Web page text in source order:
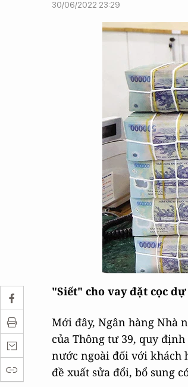
30/06/2022 23:29
"Siết" cho vay đặt cọc
Mới đây, Ngân hàng Nhà
của Thông tư 39, quy
nước ngoài đối với khách
đề xuất sửa đổi, bổ sung